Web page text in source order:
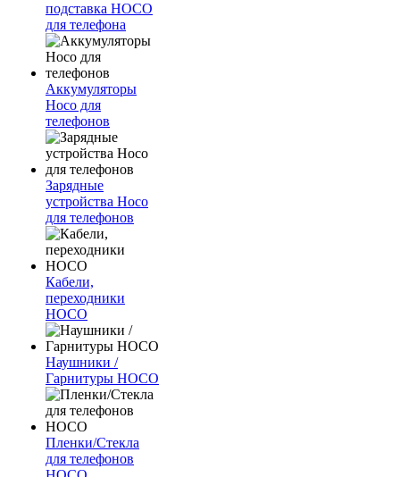
подставка HOCO
для телефона
Аккумуляторы
Hoco для
телефонов
Зарядные
устройства Hoco
для телефонов
Кабели,
переходники
HOCO
Наушники /
Гарнитуры HOCO
Пленки/Стекла
для телефонов